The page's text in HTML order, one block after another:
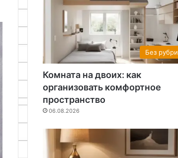
Без
Комната на двоих: как
организовать комфортное
пространство
06.08.2026